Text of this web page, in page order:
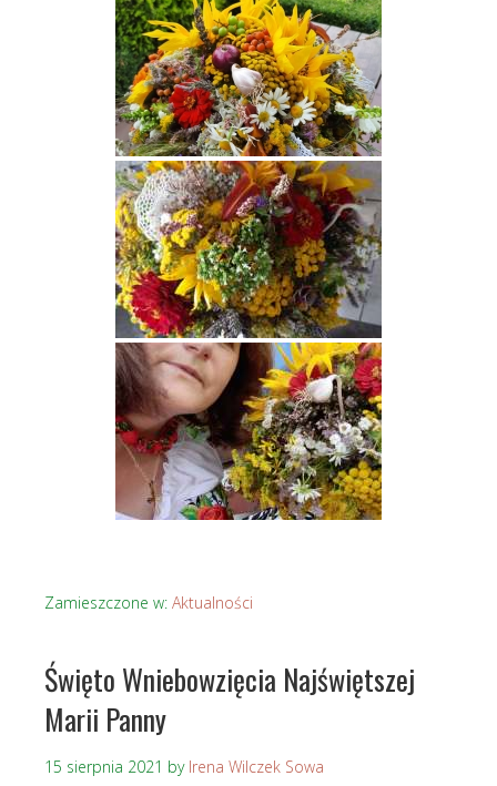
Zamieszczone w: Aktualności
Święto Wniebowzięcia Najświętszej
Marii Panny
15 sierpnia 2021 by Irena Wilczek Sowa